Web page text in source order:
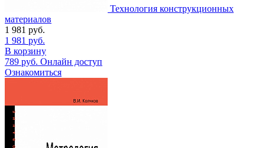
Технология конструкционных
материалов
1 981 руб.
1 981 руб.
В корзину
789 руб. Онлайн доступ
Ознакомиться